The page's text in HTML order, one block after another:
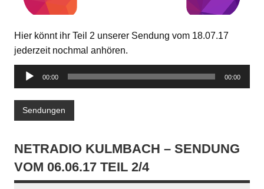
Hier könnt ihr Teil 2 unserer Sendung vom 18.07.17
jederzeit nochmal anhören.
Audio-
Player
00:00 00:00
Sendungen
NETRADIO KULMBACH – SENDUNG
VOM 06.06.17 TEIL 2/4